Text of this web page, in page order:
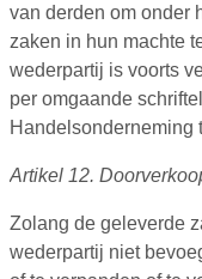
van derden om onder
zaken in hun machte
wederpartij is voorts
per omgaande
Handelsonderneming
Artikel 12.
Zolang de geleverde
wederpartij niet